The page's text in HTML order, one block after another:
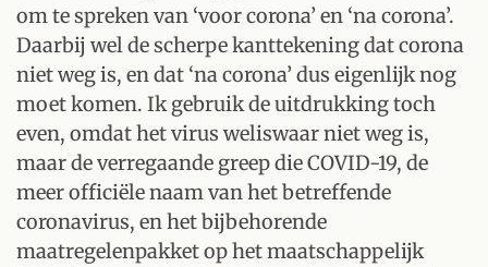
om te spreken van ‘voor corona’ en ‘na corona’.
Daarbij wel de scherpe kanttekening dat corona
niet weg is, en dat ‘na corona’ dus eigenlijk nog
moet komen. Ik gebruik de uitdrukking toch
even, omdat het virus weliswaar niet weg is,
maar de verregaande greep die COVID-19, de
meer officiële naam van het betreffende
coronavirus, en het bijbehorende
maatregelenpakket op het maatschappelijk